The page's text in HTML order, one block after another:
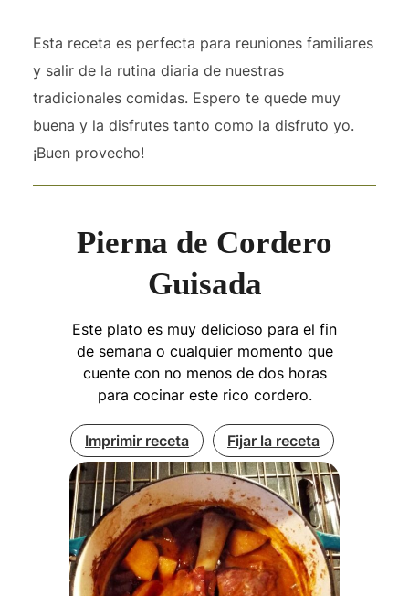
Esta receta es perfecta para reuniones familiares
y salir de la rutina diaria de nuestras
tradicionales comidas. Espero te quede muy
buena y la disfrutes tanto como la disfruto yo.
¡Buen provecho!
Pierna de Cordero
Guisada
Este plato es muy delicioso para el fin
de semana o cualquier momento que
cuente con no menos de dos horas
para cocinar este rico cordero.
Imprimir receta Fijar la receta